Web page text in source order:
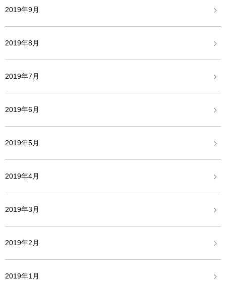
2019年9月
2019年8月
2019年7月
2019年6月
2019年5月
2019年4月
2019年3月
2019年2月
2019年1月